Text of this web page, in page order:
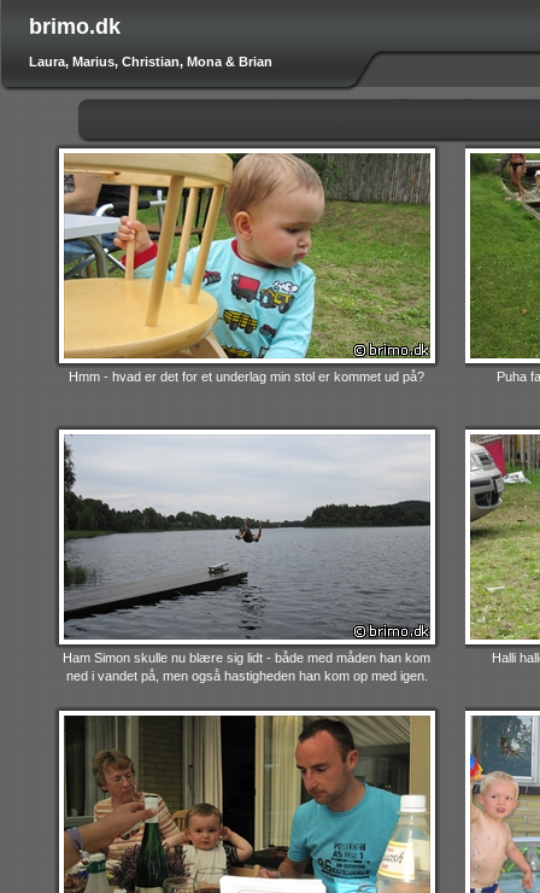
brimo.dk
Laura, Marius, Christian, Mona & Brian
Hmm - hvad er det for et underlag min stol er kommet ud på? Puha
Ham Simon skulle nu blære sig lidt - både med måden han kom
ned i vandet på, men også hastigheden han kom op med igen.
Halli